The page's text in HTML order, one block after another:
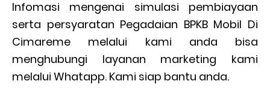
Infomasi mengenai simulasi pembiayaan
serta persyaratan Pegadaian BPKB Mobil Di
Cimareme melalui kami anda bisa
menghubungi layanan marketing kami
melalui Whatapp. Kami siap bantu anda.